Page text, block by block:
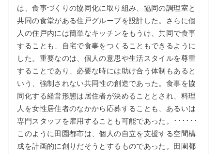
は、食事づくりの協同化に取り組み、協同の調理室と
共同の食堂がある住戸グループを設計した。さらに個
人の住戸内には簡単なキッチンをもうけ、共同で食事
することも、自宅で食事をつくることもできるように
した。重要なのは、個人の意思や生活スタイルを尊重
することであり、必要な時には助け合う体制もあると
いう、強制されない共同性の創造であった。食事を協
同化する経営形態は居住者が決めることとされ、料理
人を女性居住者のなかから応募することも、あるいは
専門スタッフを雇用することも可能であった。･･････
このように田園都市は、個人の自立を支援する空間構
成を計画的に創りだそうとするものであった。田園都